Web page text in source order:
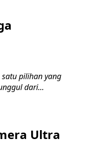
satu pilihan yang
dari...
Ultra